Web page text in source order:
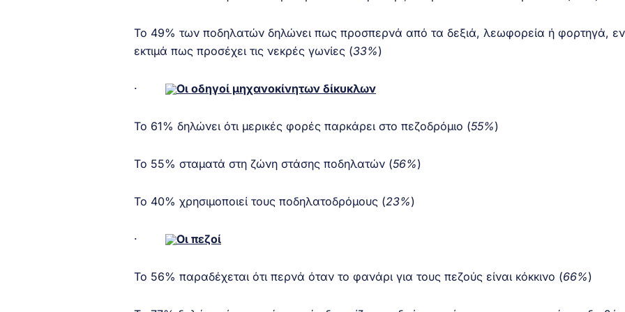
Το 49% των ποδηλατών δηλώνει πως προσπερνά από τα δεξιά, λεωφορεία ή φορτηγά,
εκτιμά πως προσέχει τις νεκρές γωνίες (33%)
· Οι οδηγοί μηχανοκίνητων δίκυκλων
Το 61% δηλώνει ότι μερικές φορές παρκάρει στο πεζοδρόμιο (55%)
Το 55% σταματά στη ζώνη στάσης ποδηλατών (56%)
Το 40% χρησιμοποιεί τους ποδηλατοδρόμους (23%)
· Οι πεζοί
Το 56% παραδέχεται ότι περνά όταν το φανάρι για τους πεζούς είναι κόκκινο (66%)